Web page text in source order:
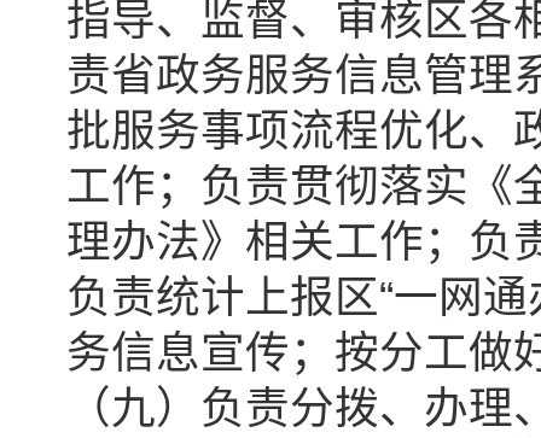
指导、监督、审核区各
责省政务服务信息管理
批服务事项流程优化、
工作；负责贯彻落实《
理办法》相关工作；负
负责统计上报区“一网
务信息宣传；按分工做
（九）负责分拨、办